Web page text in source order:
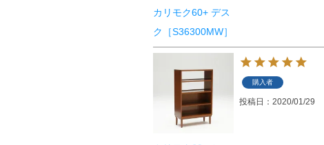
カリモク60+ デス
ク［S36300MW］
購入者
投稿日 2020/01/29